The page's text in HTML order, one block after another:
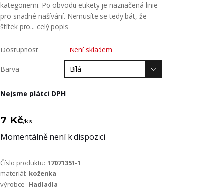
kategoriemi. Po obvodu etikety je naznačená linie
pro snadné našívání. Nemusíte se tedy bát, že
štítek pro... celý popis
Dostupnost Není skladem
Barva
Nejsme plátci DPH
7 Kč/ks
Momentálně není k dispozici
Číslo produktu: 17071351-1
materiál: koženka
výrobce: Hadladla